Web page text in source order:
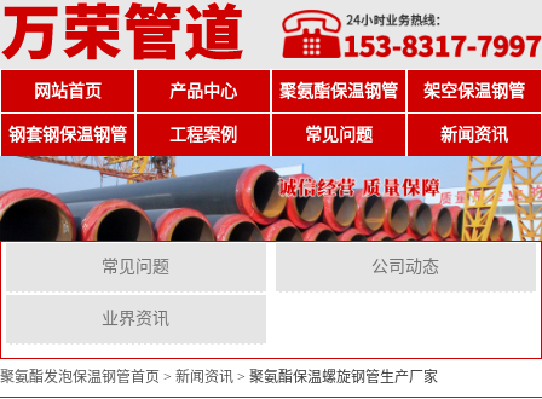
网站首页 产品中心 聚氨酯保温钢管 架空保温钢管
钢套钢保温钢管 工程案例 常见问题 新闻资讯
常见问题 公司动态
业界资讯
聚氨酯发泡保温钢管首页 > 新闻资讯 > 聚氨酯保温螺旋钢管生产厂家